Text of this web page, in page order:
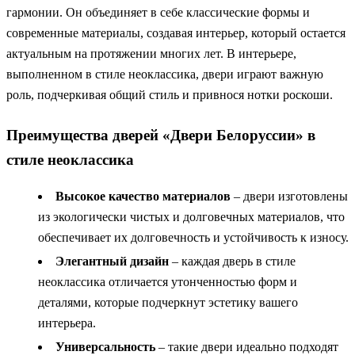
гармонии. Он объединяет в себе классические формы и
современные материалы, создавая интерьер, который остается
актуальным на протяжении многих лет. В интерьере,
выполненном в стиле неоклассика, двери играют важную
роль, подчеркивая общий стиль и привнося нотки роскоши.
Преимущества дверей «Двери Белоруссии» в
стиле неоклассика
Высокое качество материалов – двери изготовлены
из экологически чистых и долговечных материалов, что
обеспечивает их долговечность и устойчивость к износу.
Элегантный дизайн – каждая дверь в стиле
неоклассика отличается утонченностью форм и
деталями, которые подчеркнут эстетику вашего
интерьера.
Универсальность – такие двери идеально подходят